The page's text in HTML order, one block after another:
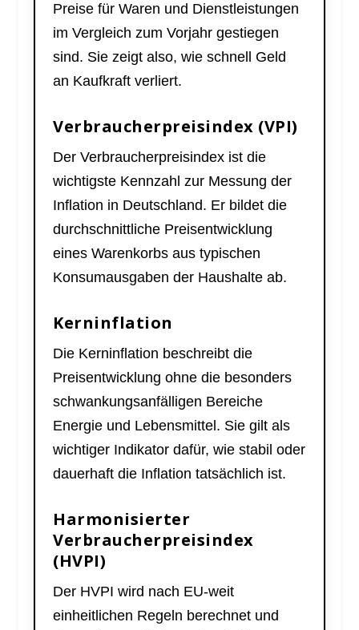
Preise für Waren und Dienstleistungen
im Vergleich zum Vorjahr gestiegen
sind. Sie zeigt also, wie schnell Geld
an Kaufkraft verliert.
Verbraucherpreisindex (VPI)
Der Verbraucherpreisindex ist die
wichtigste Kennzahl zur Messung der
Inflation in Deutschland. Er bildet die
durchschnittliche Preisentwicklung
eines Warenkorbs aus typischen
Konsumausgaben der Haushalte ab.
Kerninflation
Die Kerninflation beschreibt die
Preisentwicklung ohne die besonders
schwankungsanfälligen Bereiche
Energie und Lebensmittel. Sie gilt als
wichtiger Indikator dafür, wie stabil oder
dauerhaft die Inflation tatsächlich ist.
Harmonisierter
Verbraucherpreisindex
(HVPI)
Der HVPI wird nach EU-weit
einheitlichen Regeln berechnet und